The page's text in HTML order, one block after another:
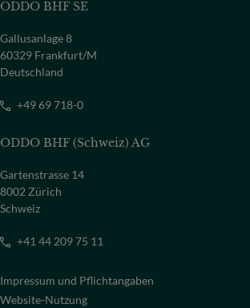
ODDO BHF SE
Gallusanlage 8
60329 Frankfurt/M
Deutschland
+49 69 718-0
ODDO BHF (Schweiz) AG
Gartenstrasse 14
8002 Zürich
Schweiz
+41 44 209 75 11
Impressum und Pflichtangaben
Website-Nutzung